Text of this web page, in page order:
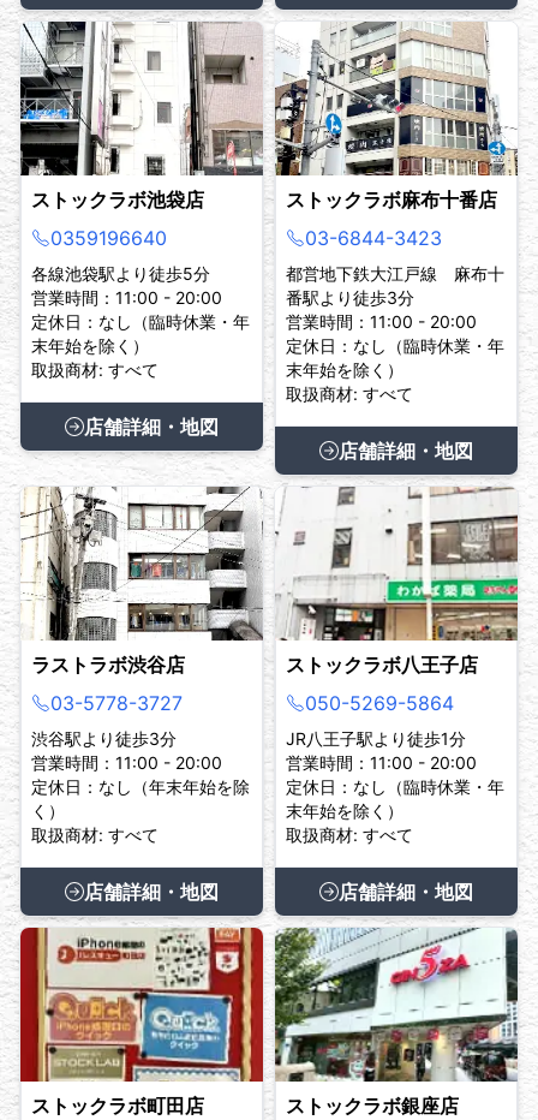
ストックラボ池袋店
0359196640
各線池袋駅より徒歩5分
営業時間：11:00 - 20:00
定休日：なし（臨時休業・年
末年始を除く）
取扱商材: すべて
店舗詳細・地図
ストックラボ麻布十番店
03-6844-3423
都営地下鉄大江戸線 麻布十
番駅より徒歩3分
営業時間：11:00 - 20:00
定休日：なし（臨時休業・年
末年始を除く）
取扱商材: すべて
店舗詳細・地図
ラストラボ渋谷店
03-5778-3727
渋谷駅より徒歩3分
営業時間：11:00 - 20:00
定休日：なし（年末年始を除
く）
取扱商材: すべて
店舗詳細・地図
ストックラボ八王子店
050-5269-5864
JR八王子駅より徒歩1分
営業時間：11:00 - 20:00
定休日：なし（臨時休業・年
末年始を除く）
取扱商材: すべて
店舗詳細・地図
ストックラボ町田店
ストックラボ銀座店